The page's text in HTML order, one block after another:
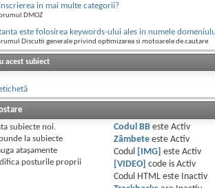
in mai multe categorii?
DMOZ
este folosirea keywords-ului ales in numele
Discutii generale privind optimizarea si motoarele de cautare
acest subiect
subiecte noi.
la subiecte
ataşamente
posturile proprii
Codul BBeste Activ
Zâmbeteeste Activ
Codul
[IMG] este Activ
[VIDEO] code is Activ
Codul HTML este
Inactiv